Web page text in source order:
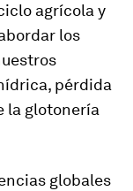
agrícola y
los
pérdida
la glotonería
globales